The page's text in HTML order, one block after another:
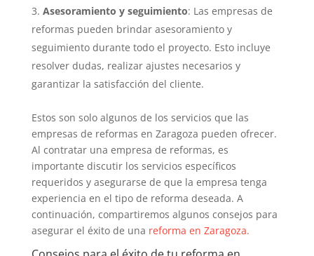
Asesoramiento y seguimiento: Las empresas de
reformas pueden brindar asesoramiento y
seguimiento durante todo el proyecto. Esto incluye
resolver dudas, realizar ajustes necesarios y
garantizar la satisfacción del cliente.
Estos son solo algunos de los servicios que las
empresas de reformas en Zaragoza pueden ofrecer.
Al contratar una empresa de reformas, es
importante discutir los servicios específicos
requeridos y asegurarse de que la empresa tenga
experiencia en el tipo de reforma deseada. A
continuación, compartiremos algunos consejos para
asegurar el éxito de una reforma en Zaragoza.